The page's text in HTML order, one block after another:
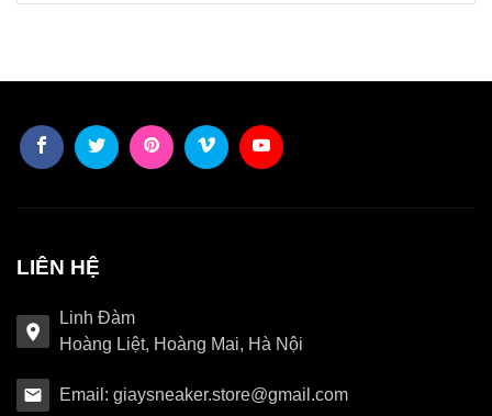
LIÊN HỆ
Linh Đàm
Hoàng Liệt, Hoàng Mai, Hà Nội
Email: giaysneaker.store@gmail.com